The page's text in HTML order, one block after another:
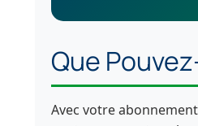
Que
Avec votre